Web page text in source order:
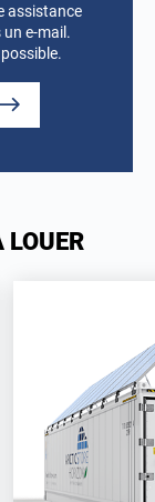
assistance
e-mail.
LOUER